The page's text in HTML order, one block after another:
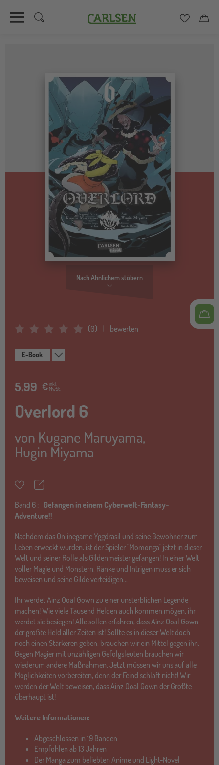
Carlsen
Nach Ähnlichem stöbern
Average Rating: 0 (0) bewerten
E-Book
5,99 €inkl.
MwSt.
Overlord 6
von Kugane Maruyama,
Hugin Miyama
MerkzettelTeilen
Band 6 : Gefangen in einem Cyberwelt-Fantasy-
Adventure!!
Nachdem das Onlinegame Yggdrasil und seine Bewohner zum
Leben erweckt wurden, ist der Spieler "Momonga" jetzt in dieser
Welt und seiner Rolle als Gildenmeister gefangen! In einer Welt
voller Magie und Monstern, Ränke und Intrigen muss er sich
beweisen und seine Gilde verteidigen...
Ihr werdet Ainz Ooal Gown zu einer unsterblichen Legende
machen! Wie viele Tausend Helden auch kommen mögen, ihr
werdet sie besiegen! Alle sollen erfahren, dass Ainz Ooal Gown
der größte Held aller Zeiten ist! Sollte es in dieser Welt doch
noch einen Stärkeren geben, brauchen wir ein Mittel gegen ihn.
Gegen Magier mit unzähligen Gefolgsleuten brauchen wir
wiederum andere Maßnahmen. Jetzt müssen wir uns auf alle
Möglichkeiten vorbereiten, denn der Feind schläft nicht! Wir
werden der Welt beweisen, dass Ainz Ooal Gown der Größte
überhaupt ist!
Weitere Informationen:
Abgeschlossen in 19 Bänden
Empfohlen ab 13 Jahren
Der Manga zum beliebten Anime und Light-Novel